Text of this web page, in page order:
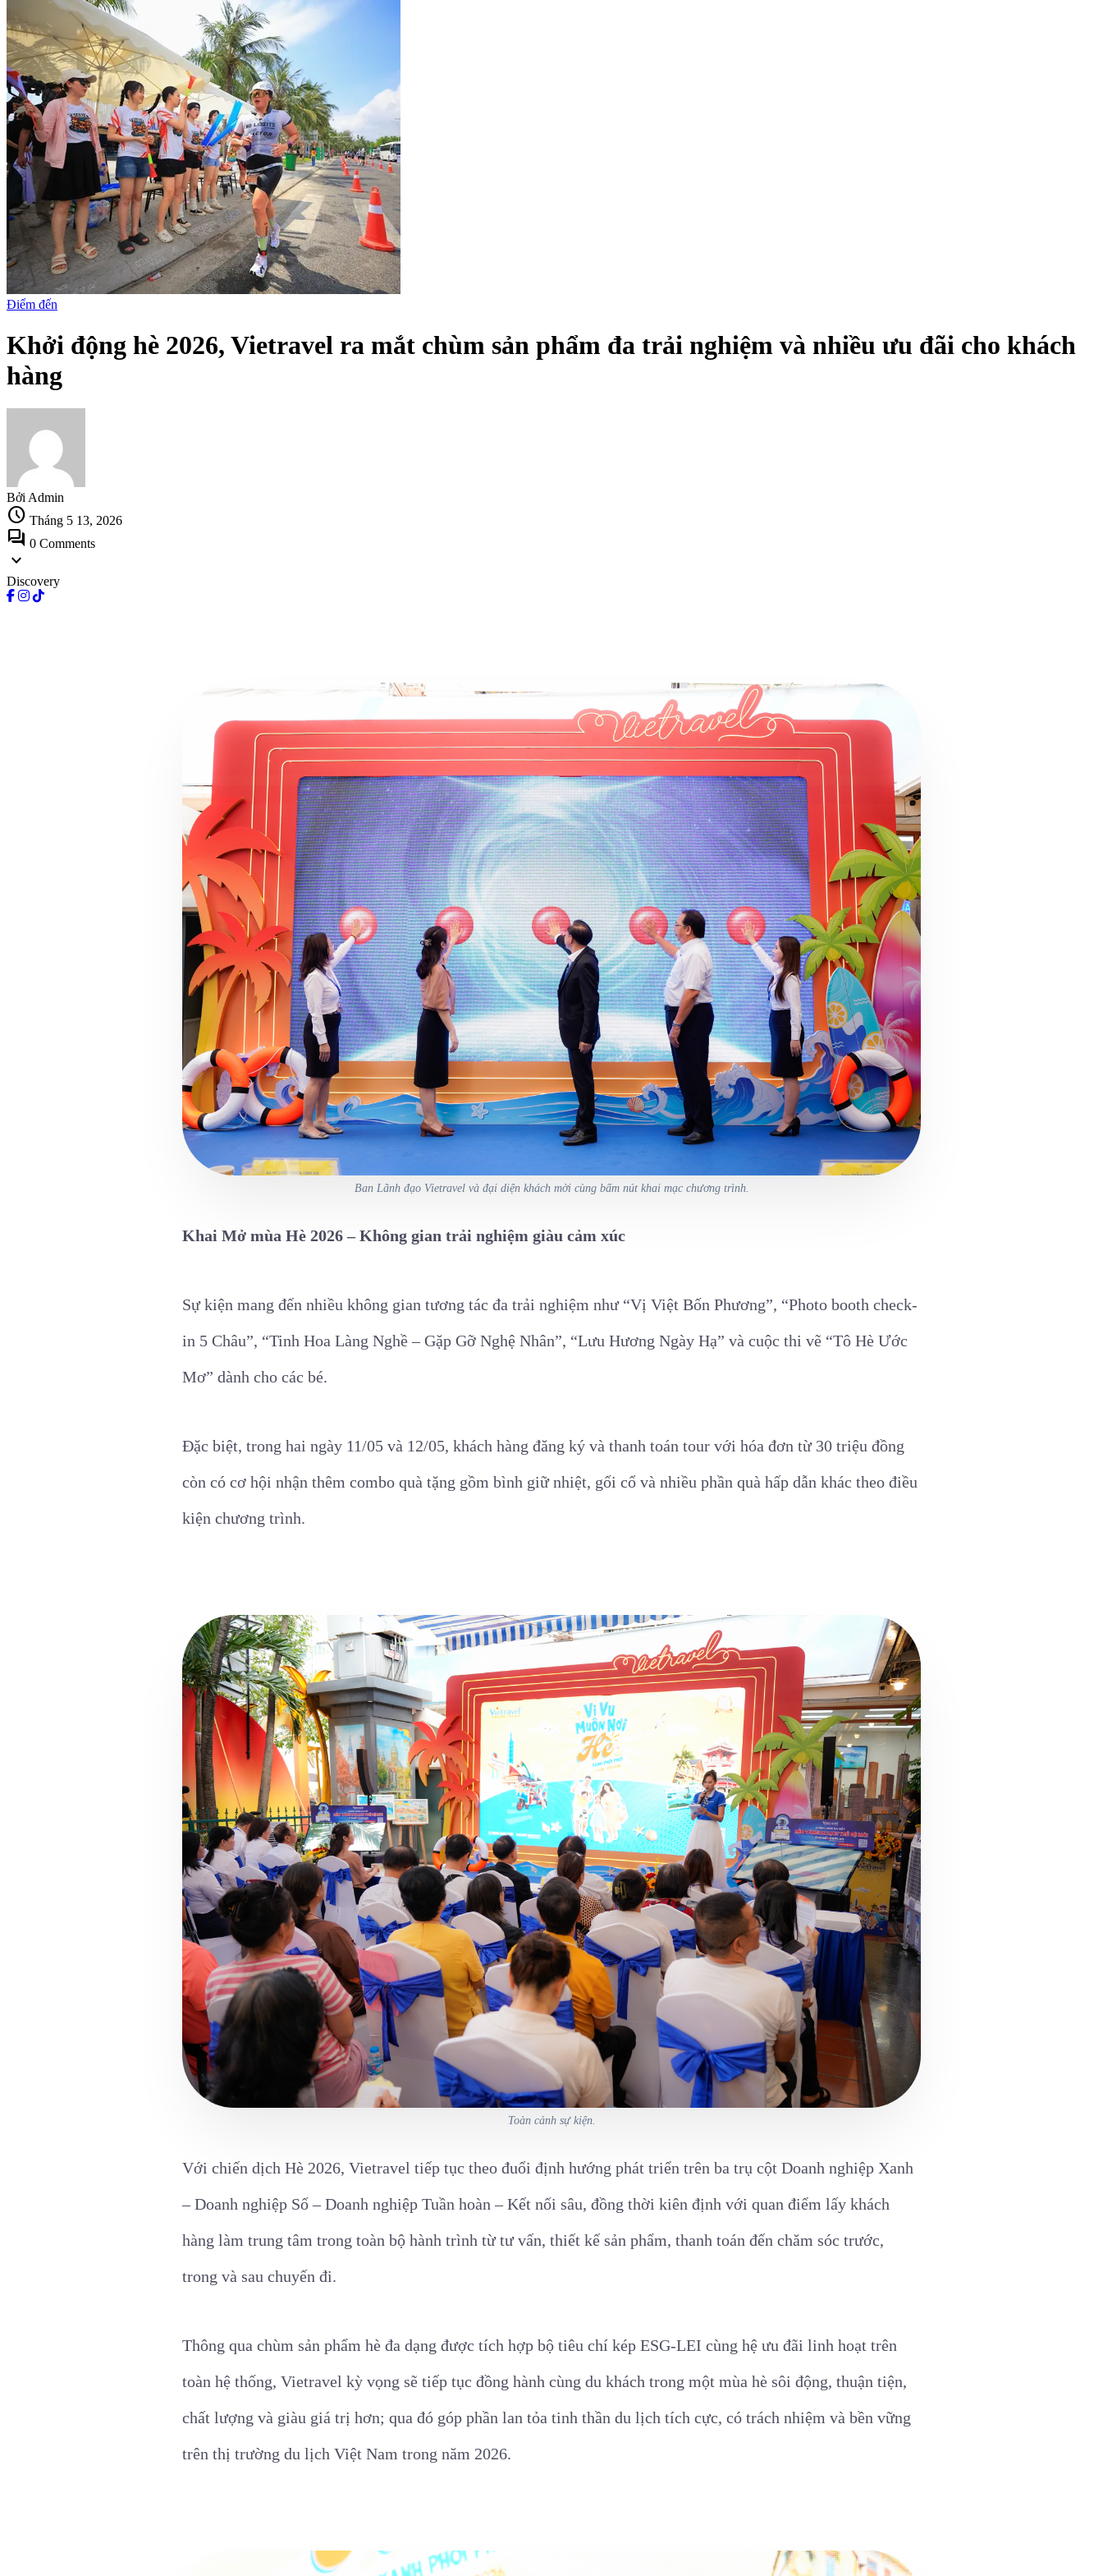
Điểm đến
Khởi động hè 2026, Vietravel ra mắt chùm sản phẩm đa trải nghiệm và nhiều ưu đãi cho khách
hàng
Bởi Admin
schedule Tháng 5 13, 2026
forum 0 Comments
expand_more
Discovery
Ban Lãnh đạo Vietravel và đại diện khách mời cùng bấm nút khai mạc chương trình.
Khai Mở mùa Hè 2026 – Không gian trải nghiệm giàu cảm xúc
Sự kiện mang đến nhiều không gian tương tác đa trải nghiệm như “Vị Việt Bốn Phương”, “Photo booth check-
in 5 Châu”, “Tinh Hoa Làng Nghề – Gặp Gỡ Nghệ Nhân”, “Lưu Hương Ngày Hạ” và cuộc thi vẽ “Tô Hè Ước
Mơ” dành cho các bé.
Đặc biệt, trong hai ngày 11/05 và 12/05, khách hàng đăng ký và thanh toán tour với hóa đơn từ 30 triệu đồng
còn có cơ hội nhận thêm combo quà tặng gồm bình giữ nhiệt, gối cổ và nhiều phần quà hấp dẫn khác theo điều
kiện chương trình.
Toàn cảnh sự kiện.
Với chiến dịch Hè 2026, Vietravel tiếp tục theo đuổi định hướng phát triển trên ba trụ cột Doanh nghiệp Xanh
– Doanh nghiệp Số – Doanh nghiệp Tuần hoàn – Kết nối sâu, đồng thời kiên định với quan điểm lấy khách
hàng làm trung tâm trong toàn bộ hành trình từ tư vấn, thiết kế sản phẩm, thanh toán đến chăm sóc trước,
trong và sau chuyến đi.
Thông qua chùm sản phẩm hè đa dạng được tích hợp bộ tiêu chí kép ESG-LEI cùng hệ ưu đãi linh hoạt trên
toàn hệ thống, Vietravel kỳ vọng sẽ tiếp tục đồng hành cùng du khách trong một mùa hè sôi động, thuận tiện,
chất lượng và giàu giá trị hơn; qua đó góp phần lan tỏa tinh thần du lịch tích cực, có trách nhiệm và bền vững
trên thị trường du lịch Việt Nam trong năm 2026.